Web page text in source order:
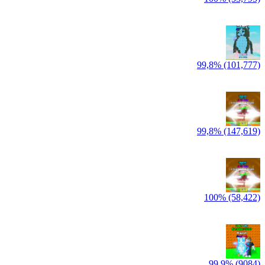
99,8% (101,777)
99,8% (147,619)
100% (58,422)